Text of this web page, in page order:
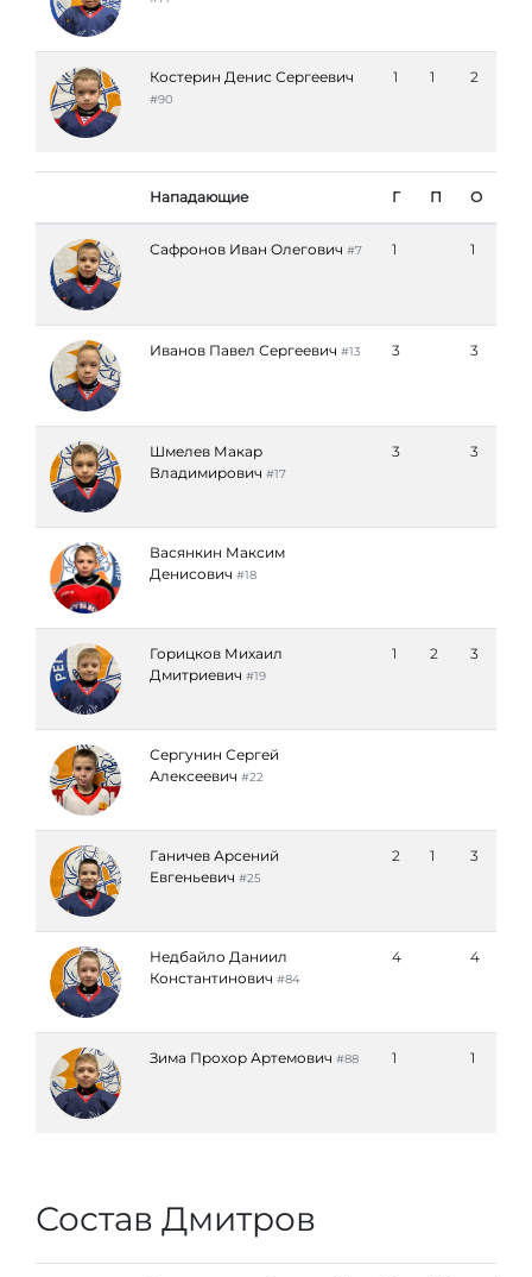
Костерин Денис Сергеевич
#90
1 1 2
Нападающие Г П О
Сафронов Иван Олегович #7 1 1
Иванов Павел Сергеевич #13 3 3
Шмелев Макар
Владимирович #17
3 3
Васянкин Максим
Денисович #18
Горицков Михаил
Дмитриевич #19
1 2 3
Сергунин Сергей
Алексеевич #22
Ганичев Арсений
Евгеньевич #25
2 1 3
Недбайло Даниил
Константинович #84
4 4
Зима Прохор Артемович #88 1 1
Состав Дмитров